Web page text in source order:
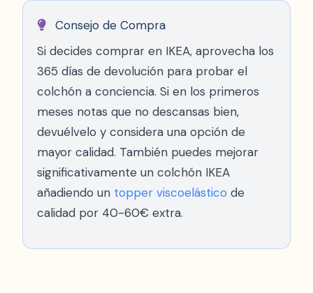
Consejo de Compra
Si decides comprar en IKEA, aprovecha los
365 días de devolución para probar el
colchón a conciencia. Si en los primeros
meses notas que no descansas bien,
devuélvelo y considera una opción de
mayor calidad. También puedes mejorar
significativamente un colchón IKEA
añadiendo un topper viscoelástico de
calidad por 40-60€ extra.